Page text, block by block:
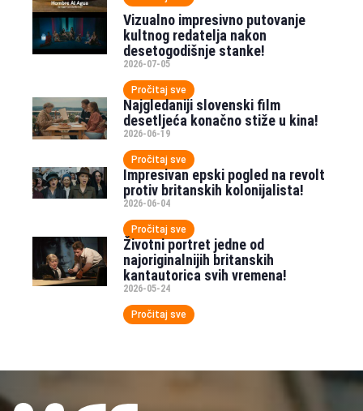
Vizualno impresivno putovanje
kultnog redatelja nakon
desetogodišnje stanke!
2026-07-05
Pročitaj sve
Najgledaniji slovenski film
desetljeća konačno stiže u kina!
2026-06-19
Pročitaj sve
Impresivan epski pogled na revolt
protiv britanskih kolonijalista!
2026-06-04
Pročitaj sve
Životni portret jedne od
najoriginalnijih britanskih
kantautorica svih vremena!
2026-05-24
Pročitaj sve